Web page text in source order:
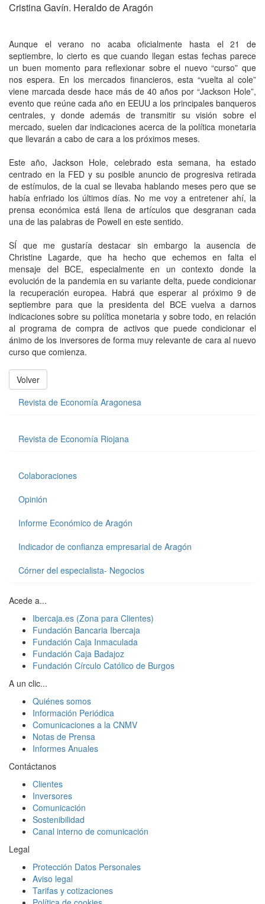
Cristina Gavín. Heraldo de Aragón
Aunque el verano no acaba oficialmente hasta el 21 de
septiembre, lo cierto es que cuando llegan estas fechas parece
un buen momento para reflexionar sobre el nuevo “curso” que
nos espera. En los mercados financieros, esta “vuelta al cole”
viene marcada desde hace más de 40 años por “Jackson Hole”,
evento que reúne cada año en EEUU a los principales banqueros
centrales, y donde además de transmitir su visión sobre el
mercado, suelen dar indicaciones acerca de la política monetaria
que llevarán a cabo de cara a los próximos meses.
Este año, Jackson Hole, celebrado esta semana, ha estado
centrado en la FED y su posible anuncio de progresiva retirada
de estímulos, de la cual se llevaba hablando meses pero que se
había enfriado los últimos días. No me voy a entretener ahí, la
prensa económica está llena de artículos que desgranan cada
una de las palabras de Powell en este sentido.
SÍ que me gustaría destacar sin embargo la ausencia de
Christine Lagarde, que ha hecho que echemos en falta el
mensaje del BCE, especialmente en un contexto donde la
evolución de la pandemia en su variante delta, puede condicionar
la recuperación europea. Habrá que esperar al próximo 9 de
septiembre para que la presidenta del BCE vuelva a darnos
indicaciones sobre su política monetaria y sobre todo, en relación
al programa de compra de activos que puede condicionar el
ánimo de los inversores de forma muy relevante de cara al nuevo
curso que comienza.
Volver
Revista de Economía Aragonesa
Revista de Economía Riojana
Colaboraciones
Opinión
Informe Económico de Aragón
Indicador de confianza empresarial de Aragón
Córner del especialista- Negocios
Acede a...
Ibercaja.es (Zona para Clientes)
Fundación Bancaria Ibercaja
Fundación Caja Inmaculada
Fundación Caja Badajoz
Fundación Círculo Católico de Burgos
A un clic...
Quiénes somos
Información Periódica
Comunicaciones a la CNMV
Notas de Prensa
Informes Anuales
Contáctanos
Clientes
Inversores
Comunicación
Sostenibilidad
Canal interno de comunicación
Legal
Protección Datos Personales
Aviso legal
Tarifas y cotizaciones